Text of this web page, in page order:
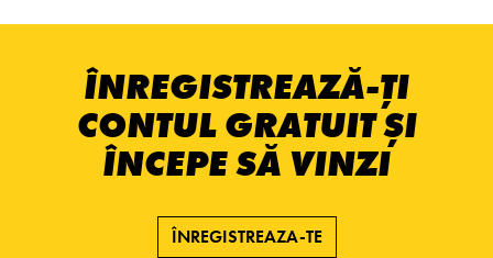
ÎNREGISTREAZĂ-ȚI
CONTUL GRATUIT ȘI
ÎNCEPE SĂ VINZI
ÎNREGISTREAZA-TE